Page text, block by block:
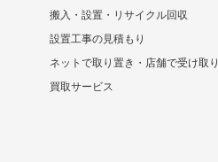
搬入・設置・リサイクル回収
設置工事の見積もり
ネットで取り置き・店舗で受け取り
買取サービス